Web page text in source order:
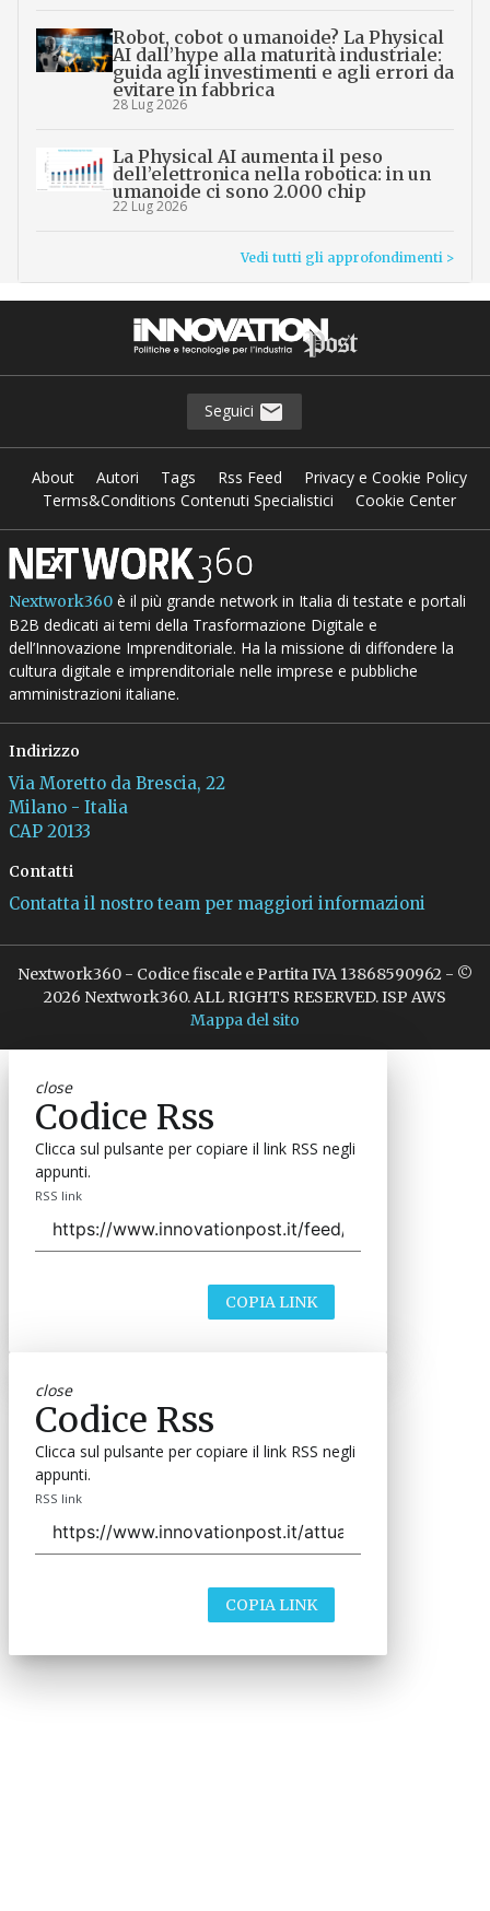
Robot, cobot o umanoide? La Physical
AI dall’hype alla maturità industriale:
guida agli investimenti e agli errori da
evitare in fabbrica
28 Lug 2026
La Physical AI aumenta il peso
dell’elettronica nella robotica: in un
umanoide ci sono 2.000 chip
22 Lug 2026
Vedi tutti gli approfondimenti >
Seguici
About Autori Tags Rss Feed
Privacy e Cookie Policy
Terms&Conditions Contenuti Specialistici
Cookie Center
Nextwork360è il più grande network in Italia di testate e portali
B2B dedicati ai temi della Trasformazione Digitale e
dell’Innovazione Imprenditoriale. Ha la missione di diffondere la
cultura digitale e imprenditoriale nelle imprese e pubbliche
amministrazioni italiane.
Indirizzo
Via Moretto da Brescia, 22
Milano - Italia
CAP 20133
Contatti
Contatta il nostro team per maggiori informazioni
Nextwork360 - Codice fiscale e Partita IVA 13868590962 - ©
2026 Nextwork360. ALL RIGHTS RESERVED. ISP AWS
Mappa del sito
close
Codice Rss
Clicca sul pulsante per copiare il link RSS negli
appunti.
RSS link
COPIA LINK
close
Codice Rss
Clicca sul pulsante per copiare il link RSS negli
appunti.
RSS link
COPIA LINK